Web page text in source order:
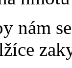
nám